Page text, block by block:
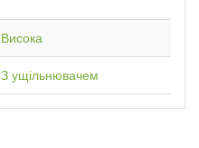
Висока
З ущільнювачем